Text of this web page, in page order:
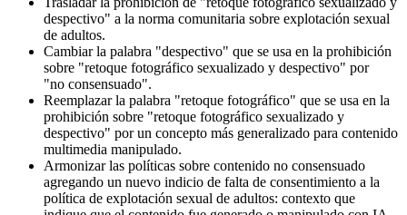
despectivo" a la norma comunitaria sobre explotación sexual
de adultos.
Cambiar la palabra "despectivo" que se usa en la prohibición
sobre "retoque fotográfico sexualizado y despectivo" por
"no consensuado".
Reemplazar la palabra "retoque fotográfico" que se usa en la
prohibición sobre "retoque fotográfico sexualizado y
despectivo" por un concepto más generalizado para contenido
multimedia manipulado.
Armonizar las políticas sobre contenido no consensuado
agregando un nuevo indicio de falta de consentimiento a la
política de explotación sexual de adultos: contexto que